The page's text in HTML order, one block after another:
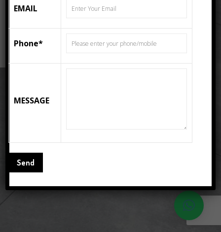
(English) THUNDER SMOKE BLUE – High Glossy
Porcelain Floor Tiles
EMAIL
Phone*
MESSAGE